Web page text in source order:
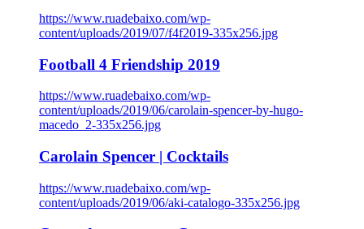
https://www.ruadebaixo.com/wp-
content/uploads/2019/07/f4f2019-335x256.jpg
Football 4 Friendship 2019
https://www.ruadebaixo.com/wp-
content/uploads/2019/06/carolain-spencer-by-hugo-
macedo_2-335x256.jpg
Carolain Spencer | Cocktails
https://www.ruadebaixo.com/wp-
content/uploads/2019/06/aki-catalogo-335x256.jpg